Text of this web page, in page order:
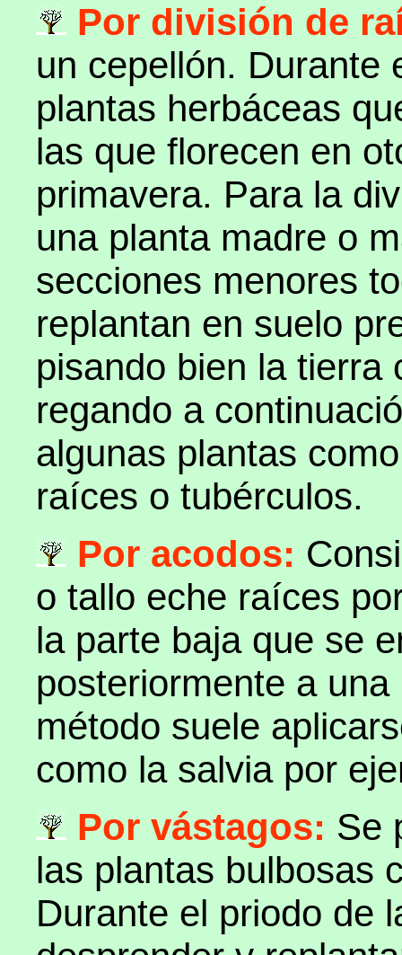
Por división de
un cepellón. Durante
plantas herbáceas
las que florecen en
primavera. Para la
una planta madre o
secciones menores
replantan en suelo
pisando bien la tierra
regando a
algunas plantas
raíces o tubérculos.
Por acodos:
o tallo eche raíces
la parte baja que se
posteriormente a
método suele
como la salvia por
Por vástagos: Se
las plantas bulbosas
Durante el priodo de